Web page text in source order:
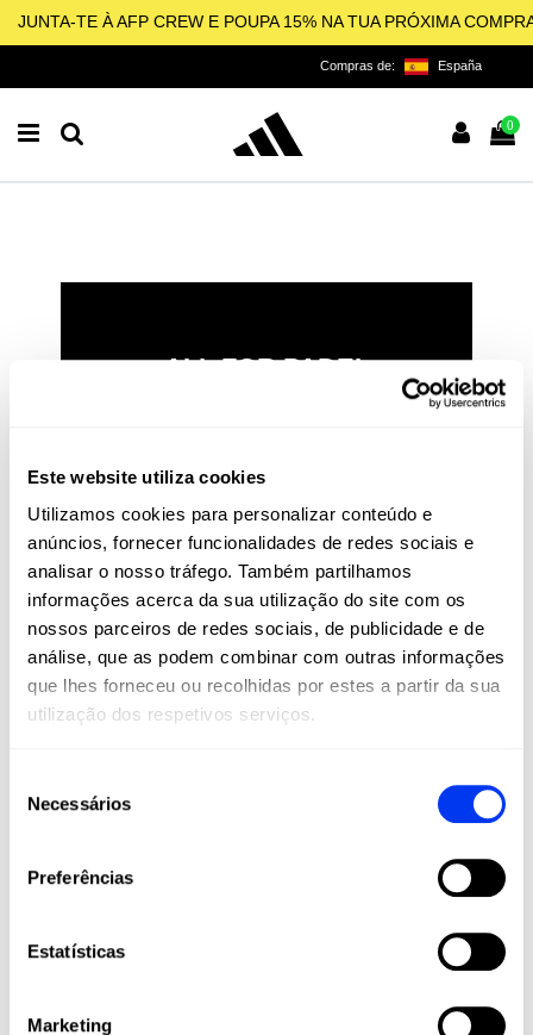
Este website utiliza cookies
Utilizamos cookies para personalizar conteúdo e
anúncios, fornecer funcionalidades de redes sociais e
analisar o nosso tráfego. Também partilhamos
informações acerca da sua utilização do site com os
nossos parceiros de redes sociais, de publicidade e de
análise, que as podem combinar com outras informações
que lhes forneceu ou recolhidas por estes a partir da sua
utilização dos respetivos serviços.
Necessários
Preferências
Estatísticas
Marketing
JUNTA-TE À AFP CREW E POUPA 15% NA TUA PRÓXIMA
Compras de: España
0
ALL FOR PADEL
LICENCIADO OFICIAL DA
TENNIS
O padel e o pickleball não são apenas esportes:
são um estilo de vida. Na All For Padel, levamos
estes esportes a todos os cantos do mundo,
oferecendo produtos adidas de alta qualidade
que combinam inovação, desempenho e estilo.
Raquetes, palas, calçado, roupa e acessórios
projetados para maximizar o seu jogo e
acompanhá-lo em cada etapa da sua jornada
Junte-se à nossa comunidade e viva o padel e